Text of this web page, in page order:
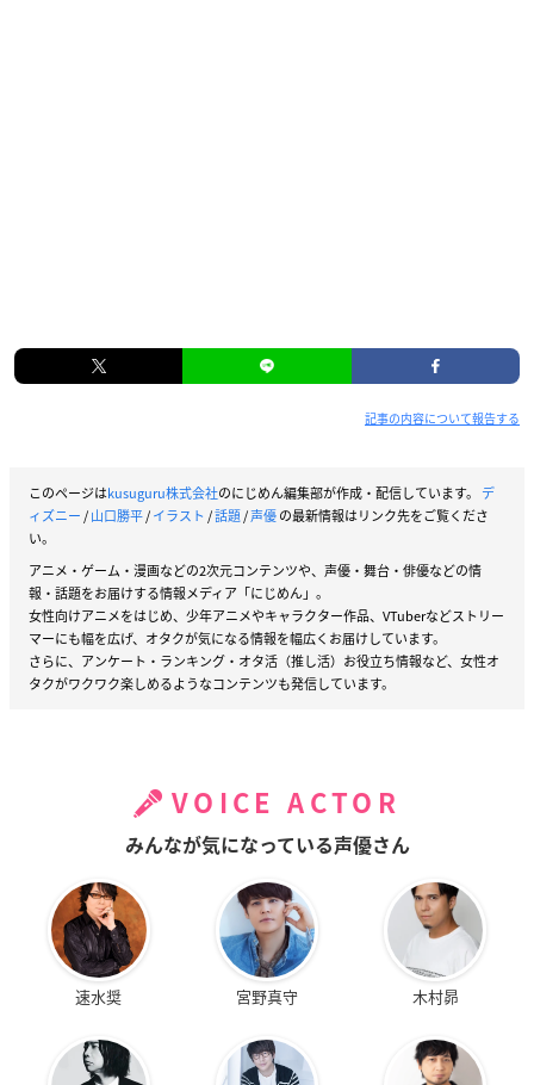
記事の内容について報告する
このページはkusuguru株式会社のにじめん編集部が作成・配信しています。 デ
ィズニー/山口勝平/イラスト /話題/声優の最新情報はリンク先をご覧くださ
い。
アニメ・ゲーム・漫画などの2次元コンテンツや、声優・舞台・俳優などの情
報・話題をお届けする情報メディア「にじめん」。
女性向けアニメをはじめ、少年アニメやキャラクター作品、VTuberなどストリー
マーにも幅を広げ、オタクが気になる情報を幅広くお届けしています。
さらに、アンケート・ランキング・オタ活（推し活）お役立ち情報など、女性オ
タクがワクワク楽しめるようなコンテンツも発信しています。
VOICE ACTOR
みんなが気になっている声優さん
速水奨 宮野真守 木村昴